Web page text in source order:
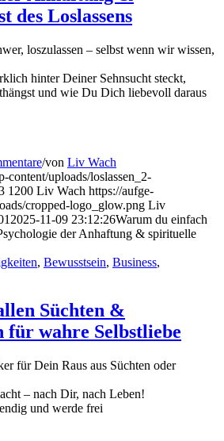
des Loslassens
loszulassen – selbst wenn wir wissen,
hinter Deiner Sehnsucht steckt,
und wie Du Dich liebevoll daraus
/von Liv Wach
content/uploads/loslassen_2-
1200 Liv Wach https://aufge-
cropped-logo_glow.png Liv
2025-11-09 23:12:26Warum du einfach
der Anhaftung & spirituelle
, Bewusstsein, Business,
Süchten &
für wahre Selbstliebe
für Dein Raus aus Süchten oder
– nach Dir, nach Leben!
und werde frei